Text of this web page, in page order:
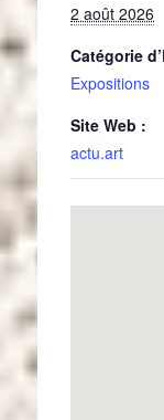
2 août 2026
Catégorie
Expositions
Site Web :
actu.art